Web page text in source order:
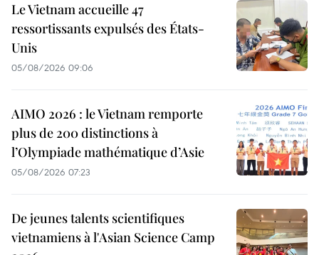
Le Vietnam accueille 47
ressortissants expulsés des États-
Unis
05/08/2026 09:06
AIMO 2026 : le Vietnam remporte
plus de 200 distinctions à
l’Olympiade mathématique d’Asie
05/08/2026 07:23
De jeunes talents scientifiques
vietnamiens à l'Asian Science Camp